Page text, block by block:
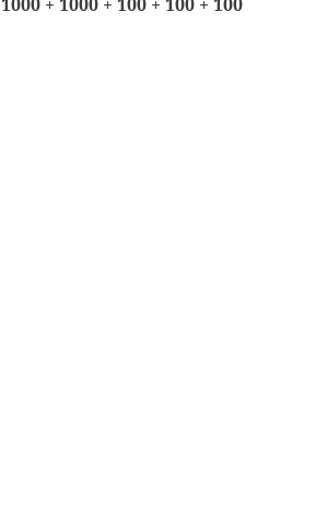
1000 + 1000 + 100 + 100 + 100